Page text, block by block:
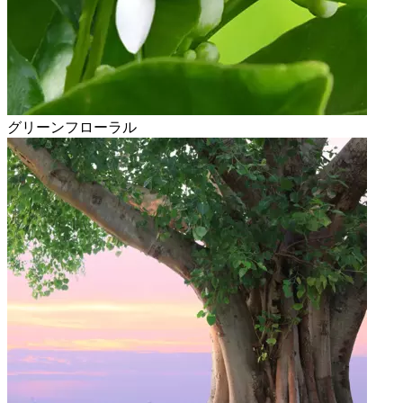
グリーンフローラル